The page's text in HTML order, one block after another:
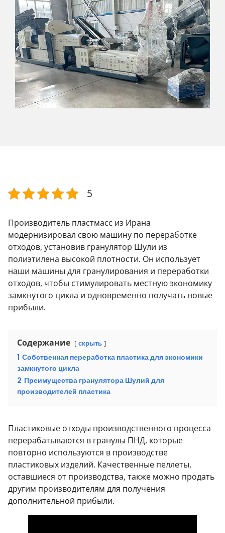
5
Производитель пластмасс из Ирана
модернизировал свою машину по переработке
отходов, установив гранулятор Шули из
полиэтилена высокой плотности. Он использует
наши машины для гранулирования и переработки
отходов, чтобы стимулировать местную экономику
замкнутого цикла и одновременно получать новые
прибыли.
Содержание скрыть
1 Собственная переработка пластика для экономики
замкнутого цикла
2 Преимущества гранулятора Шулий для
производителей пластика
Пластиковые отходы производственного процесса
перерабатываются в гранулы ПНД, которые
повторно используются в производстве
пластиковых изделий. Качественные пеллеты,
оставшиеся от производства, также можно продать
другим производителям для получения
дополнительной прибыли.